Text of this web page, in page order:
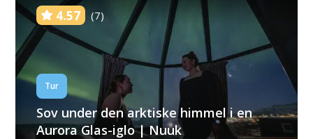
4.57 (7)
Tur
Sov under den arktiske himmel i en
Aurora Glas-iglo | Nuuk